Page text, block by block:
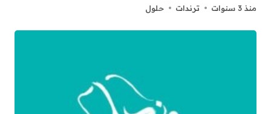
منذ 3 سنوات ترندات حلول